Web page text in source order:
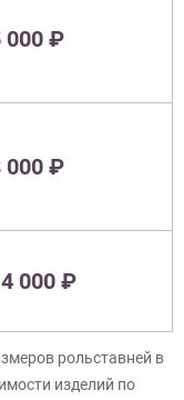
000 ₽
000 ₽
000 ₽
рольставней в
изделий по